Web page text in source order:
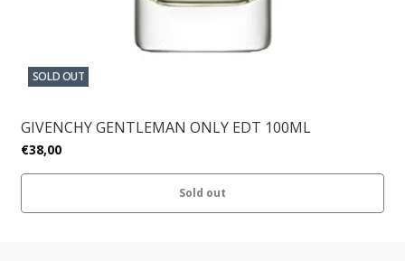
SOLD OUT
GIVENCHY GENTLEMAN ONLY EDT 100ML
€38,00
Sold out